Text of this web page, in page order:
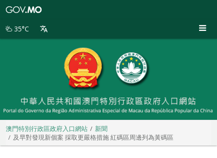
別
35°C
澳門特別行政區政府入口網站
新聞
及早對發現新個案 採取更嚴格措施 紅碼區周邊列為黃碼區